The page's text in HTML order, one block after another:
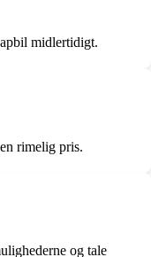
midlertidigt.
rimelig pris.
og tale